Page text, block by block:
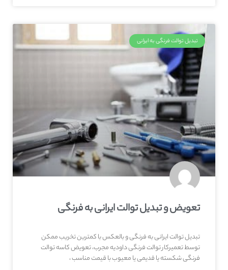
تبدیل توالت فرنگی به ایرانی
تعویض و تبدیل توالت ایرانی به فرنگی
تبدیل توالت ایرانی به فرنگی و بالعکس با کمترین تخریب ممکن
توسط تعمیرکار توالت فرنگی داودیه مجرب، تعویض کاسه توالت
فرنگی شکسته یا قدیمی یا معیوب با قیمت مناسب ،